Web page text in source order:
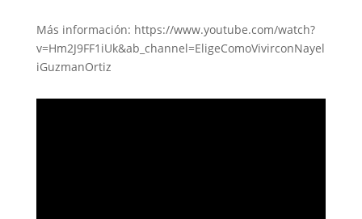
Más información: https://www.youtube.com/watch?
v=Hm2J9FF1iUk&ab_channel=EligeComoVivirconNayel
iGuzmanOrtiz